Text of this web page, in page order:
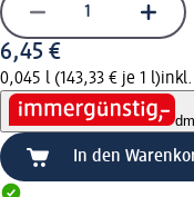
6,45 €
0,045 l (143,33 € je 1 l)inkl.
In den